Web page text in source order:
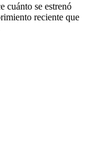
cuánto se estrenó
reciente que